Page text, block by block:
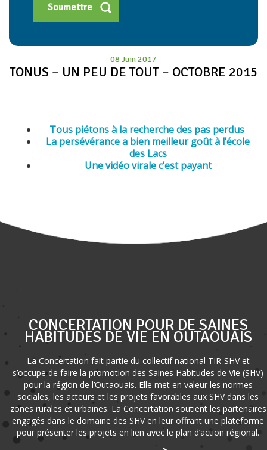
08 Juin 2017
TONUS – UN PEU DE TOUT – OCTOBRE 2015
Tous piétons à la recherche des pas perdus
La persévérance a bien meilleur goût à l’école
des Lacs
Une vidéo virale c’est payant
CONCERTATION POUR DE SAINES
HABITUDES DE VIE EN OUTAOUAIS
La Concertation fait partie du collectif national TIR-SHV et
s’occupe de faire la promotion des Saines Habitudes de Vie (SHV)
pour la région de l’Outaouais. Elle met en valeur les normes
sociales, les acteurs et les projets favorables aux SHV dans les
zones rurales et urbaines. La Concertation soutient les partenaires
engagés dans le domaine des SHV en leur offrant une plateforme
pour présenter les projets en lien avec le plan d’action régional.